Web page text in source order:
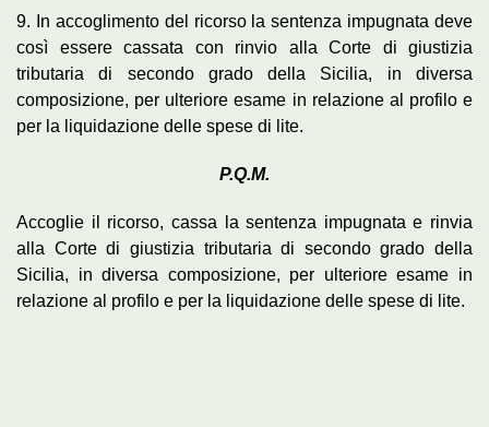
9. In accoglimento del ricorso la sentenza impugnata deve
così essere cassata con rinvio alla Corte di giustizia
tributaria di secondo grado della Sicilia, in diversa
composizione, per ulteriore esame in relazione al profilo e
per la liquidazione delle spese di lite.
P.Q.M.
Accoglie il ricorso, cassa la sentenza impugnata e rinvia
alla Corte di giustizia tributaria di secondo grado della
Sicilia, in diversa composizione, per ulteriore esame in
relazione al profilo e per la liquidazione delle spese di lite.